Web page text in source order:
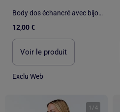
Body dos échancré avec bijou doré
12,00 €
Voir le produit
Exclu Web
1 /4